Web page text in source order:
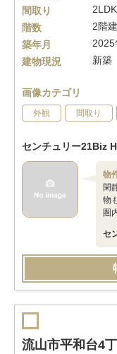
間取り
2LDK
階数
2階
築年月
2025
建物現況
新築
画像カテゴリ
外観 間取り
センチュリー21Biz
物
閑
物
圏
セ
流山市平和台4